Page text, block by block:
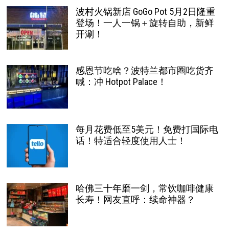
波村火锅新店 GoGo Pot 5月2日隆重
登场！一人一锅＋旋转自助，新鲜
开涮！
感恩节吃啥？波特兰都市圈吃货齐
喊：冲 Hotpot Palace！
每月花费低至5美元！免费打国际电
话！特适合轻度使用人士！
哈佛三十年磨一剑，常饮咖啡健康
长寿！网友直呼：续命神器？